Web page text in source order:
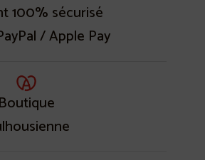
100% sécurisé
/ Apple Pay
Boutique